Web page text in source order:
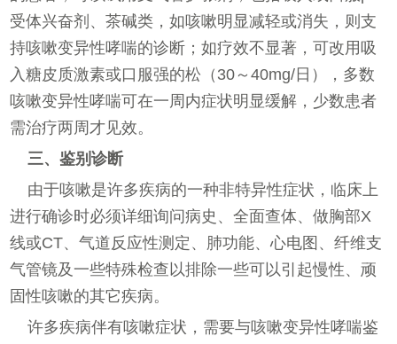
受体兴奋剂、茶碱类，如咳嗽明显减轻或消失，则支
持咳嗽变异性哮喘的诊断；如疗效不显著，可改用吸
入糖皮质激素或口服强的松（30～40mg/日），多数
咳嗽变异性哮喘可在一周内症状明显缓解，少数患者
需治疗两周才见效。
三、鉴别诊断
由于咳嗽是许多疾病的一种非特异性症状，临床上
进行确诊时必须详细询问病史、全面查体、做胸部X
线或CT、气道反应性测定、肺功能、心电图、纤维支
气管镜及一些特殊检查以排除一些可以引起慢性、顽
固性咳嗽的其它疾病。
许多疾病伴有咳嗽症状，需要与咳嗽变异性哮喘鉴